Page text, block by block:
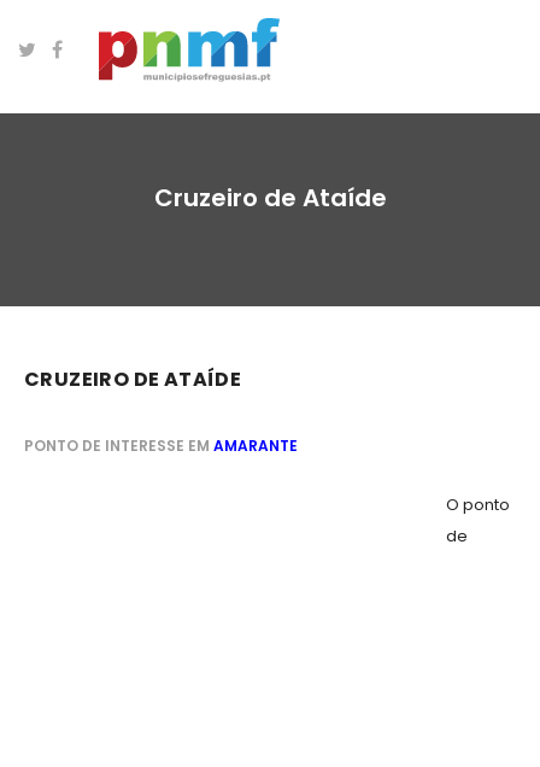
Cruzeiro de Ataíde
CRUZEIRO DE ATAÍDE
PONTO DE INTERESSE EM AMARANTE
O ponto
de